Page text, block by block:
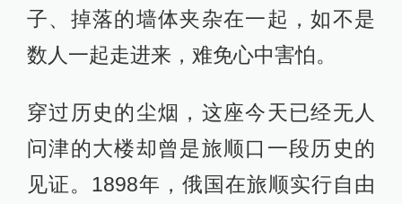
子、掉落的墙体夹杂在一起，如不是
数人一起走进来，难免心中害怕。
穿过历史的尘烟，这座今天已经无人
问津的大楼却曾是旅顺口一段历史的
见证。1898年，俄国在旅顺实行自由